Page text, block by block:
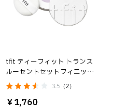
tfit ティーフィット トランス
ルーセントセットフィニッシ
ングパウダー 04ラベンダー
3.5 （2）
￥1,760